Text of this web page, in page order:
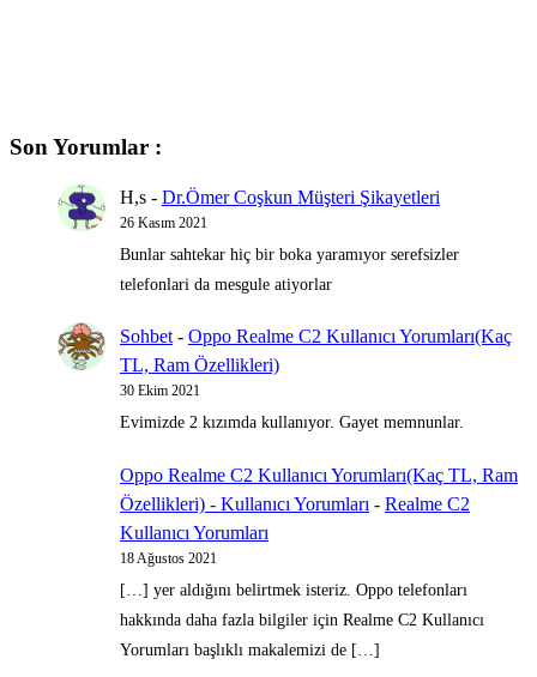
Son Yorumlar :
H,s - Dr.Ömer Coşkun Müşteri Şikayetleri
26 Kasım 2021
Bunlar sahtekar hiç bir boka yaramıyor serefsizler
telefonlari da mesgule atiyorlar
Sohbet - Oppo Realme C2 Kullanıcı Yorumları(Kaç
TL, Ram Özellikleri)
30 Ekim 2021
Evimizde 2 kızımda kullanıyor. Gayet memnunlar.
Oppo Realme C2 Kullanıcı Yorumları(Kaç TL, Ram
Özellikleri) - Kullanıcı Yorumları - Realme C2
Kullanıcı Yorumları
18 Ağustos 2021
[…] yer aldığını belirtmek isteriz. Oppo telefonları
hakkında daha fazla bilgiler için Realme C2 Kullanıcı
Yorumları başlıklı makalemizi de […]